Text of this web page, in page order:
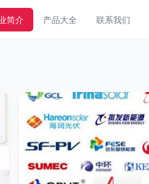
简介 产品大全 联系我们